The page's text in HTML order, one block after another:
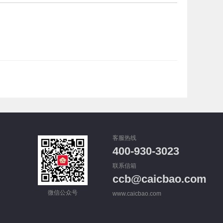
微信公众号
客服热线
400-930-3023
联系信箱
ccb@caicbao.com
www.caicbao.com